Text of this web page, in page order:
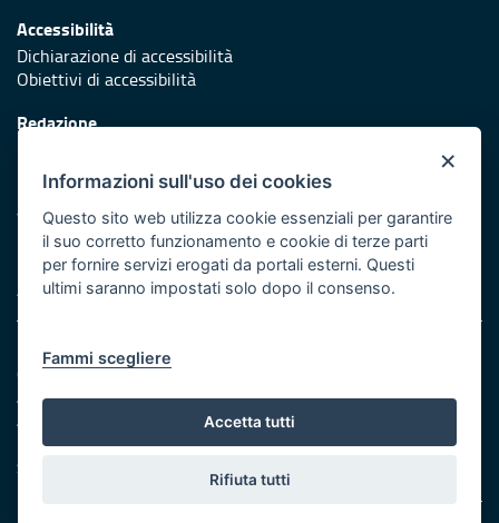
Accessibilità
Dichiarazione di accessibilità
Obiettivi di accessibilità
Redazione
Protezione civile
Vai al sito di Protezione Civile Puglia
Iniziativa finanziata con risorse del POR Puglia 2014/2020 -
Asse XI
Note legali
Cookie e privacy
Amministrazione trasparente
Atti di notifica
Feed RSS
Servizi Intranet
×
Informazioni sull'uso dei cookies
Questo sito web utilizza cookie essenziali per garantire
il suo corretto funzionamento e cookie di terze parti
per fornire servizi erogati da portali esterni. Questi
ultimi saranno impostati solo dopo il consenso.
Fammi scegliere
Accetta tutti
Rifiuta tutti